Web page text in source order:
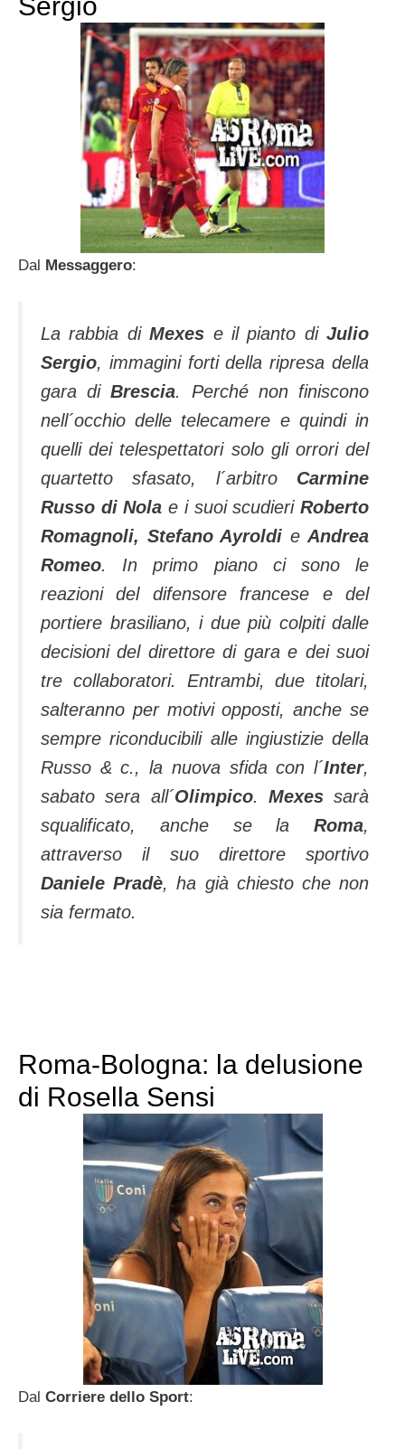
Dal Messaggero:
La rabbia diMexes e il pianto di Julio
Sergio, immagini forti della ripresa della
gara diBrescia. Perché non finiscono
nell´occhio delle telecamere e quindi in
quelli dei telespettatori solo gli orrori del
quartetto sfasato, l´arbitro Carmine
Russo di Nola e i suoi scudieriRoberto
Romagnoli, Stefano Ayroldi e Andrea
Romeo. In primo piano ci sono le
reazioni del difensore francese e del
portiere brasiliano, i due più colpiti dalle
decisioni del direttore di gara e dei suoi
tre collaboratori. Entrambi, due titolari,
salteranno per motivi opposti, anche se
sempre riconducibili alle ingiustizie della
Russo & c., la nuova sfida con l´Inter,
sabato sera all´Olimpico. Mexessarà
squalificato, anche se la Roma,
attraverso il suo direttore sportivo
Daniele Pradè, ha già chiesto che non
sia fermato.
Roma-Bologna: la delusione
di Rosella Sensi
Dal Corriere dello Sport: